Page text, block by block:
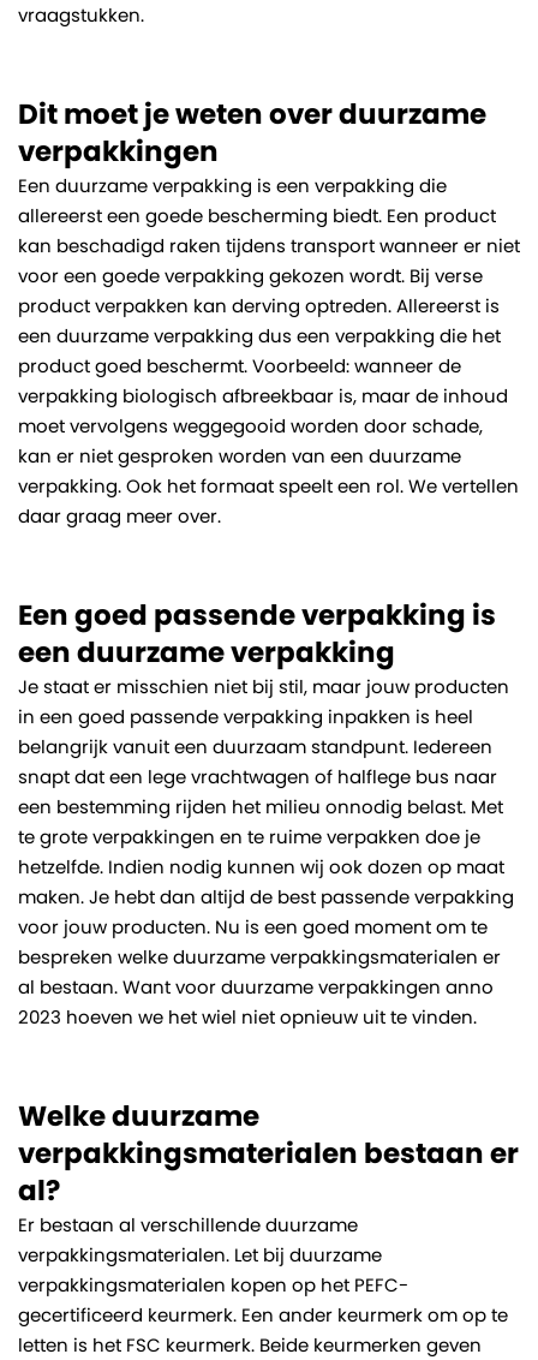
vraagstukken.
Dit moet je weten over duurzame
verpakkingen
Een duurzame verpakking is een verpakking die
allereerst een goede bescherming biedt. Een product
kan beschadigd raken tijdens transport wanneer er niet
voor een goede verpakking gekozen wordt. Bij verse
product verpakken kan derving optreden. Allereerst is
een duurzame verpakking dus een verpakking die het
product goed beschermt. Voorbeeld: wanneer de
verpakking biologisch afbreekbaar is, maar de inhoud
moet vervolgens weggegooid worden door schade,
kan er niet gesproken worden van een duurzame
verpakking. Ook het formaat speelt een rol. We vertellen
daar graag meer over.
Een goed passende verpakking is
een duurzame verpakking
Je staat er misschien niet bij stil, maar jouw producten
in een goed passende verpakking inpakken is heel
belangrijk vanuit een duurzaam standpunt. Iedereen
snapt dat een lege vrachtwagen of halflege bus naar
een bestemming rijden het milieu onnodig belast. Met
te grote verpakkingen en te ruime verpakken doe je
hetzelfde. Indien nodig kunnen wij ook dozen op maat
maken. Je hebt dan altijd de best passende verpakking
voor jouw producten. Nu is een goed moment om te
bespreken welke duurzame verpakkingsmaterialen er
al bestaan. Want voor duurzame verpakkingen anno
2023 hoeven we het wiel niet opnieuw uit te vinden.
Welke duurzame
verpakkingsmaterialen bestaan er
al?
Er bestaan al verschillende duurzame
verpakkingsmaterialen. Let bij duurzame
verpakkingsmaterialen kopen op het PEFC-
gecertificeerd keurmerk. Een ander keurmerk om op te
letten is het FSC keurmerk. Beide keurmerken geven